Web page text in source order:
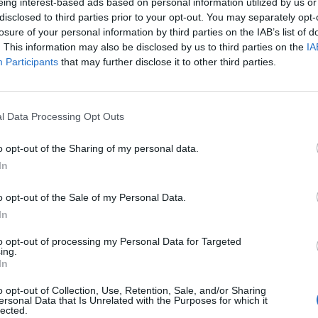
to third parties prior to your opt-out. You may separately
of your personal information by third parties on the IAB’s list of
This information may also be disclosed by us to third parties on the
Participants that may further disclose it to other third parties.
Data Processing Opt Outs
opt-out of the Sharing of my personal data.
opt-out of the Sale of my Personal Data.
opt-out of processing my Personal Data for Targeted
opt-out of Collection, Use, Retention, Sale, and/or Sharing
Data that Is Unrelated with the Purposes for which it
vous vous approchez pour recueillir un micro
tendresse, il trouve un bon moyen de filer ou vous
« RRRaaaah, attends là, tu vois pas que je suis
maison, vous faites un effort surhumain pour
tapis avec leurs chaussures pleines de terre
de toute discussion. Dès que vous tentez
vous regardant à peine.
se permet de déclarer devant votre père : « Ah
caractère qu’elle va réussir à trouver un boulot ! »
soir il évacue la question de deux trois
tu sais, juste un verre, avec Jim, ‘fin lui et
particulier dont il est vachement proche.
et elle n’est jamais mentionnée lors de ses
masculins qui sortent…